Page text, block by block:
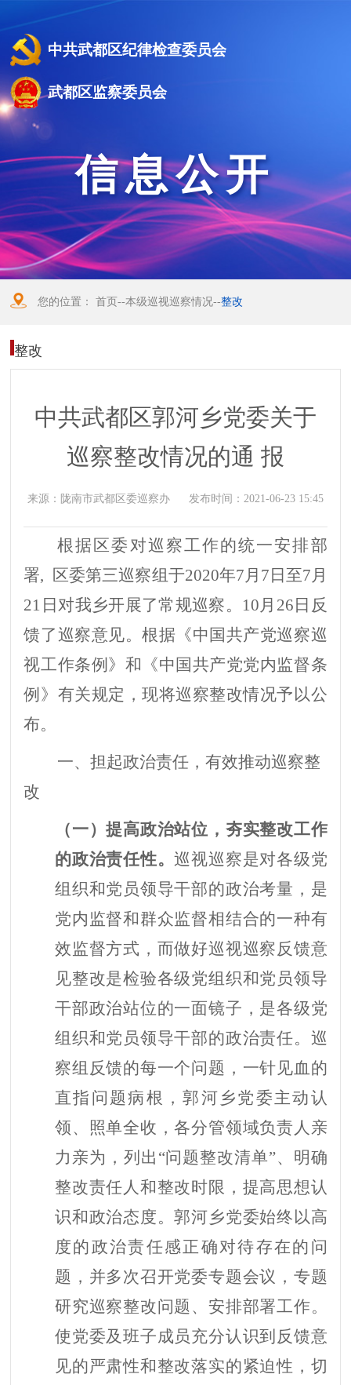
中共武都区纪律检查委员会
武都区监察委员会
信息公开
您的位置：首页--本级巡视巡察情况--整改
整改
中共武都区郭河乡党委关于
巡察整改情况的通 报
来源： 陇南市武都区委巡察办 发布时间： 2021-06-23 15:45
根据区委对巡察工作的统一安排部
署, 区委第三巡察组于2020年7月7日至7月
21日对我乡开展了常规巡察。10月26日 反
馈了巡察意见。根据《中国共产党巡察巡
视工作条例》和《中国共产党党内监督条
例》有关规定，现将巡察整改情况予以公
布。
一、担起政治责任，有效推动巡察整
改
（一）提高政治站位，夯实整改工作
的政治责任性。巡视巡察是对各级党
组织和党员领导干部的政治考量，是
党内监督和群众监督相结合的一种有
效监督方式，而做好巡视巡察反馈意
见整改是检验各级党组织和党员领导
干部政治站位的一面镜子，是各级党
组织和党员领导干部的政治责任。巡
察组反馈的每一个问题，一针见血的
直指问题病根，郭河乡党委主动认
领、照单全收，各分管领域负责人亲
力亲为，列出 “问题整改清单”、明确
整改责任人和整改时限，提高思想认
识和政治态度。郭河乡党委始终以高
度的政治责任感正确对待存在的问
题，并多次召开党委专题会议，专题
研究巡察整改问题、安排部署工作。
使党委及班子成员充分认识到反馈意
见的严肃性和整改落实的紧迫性，切